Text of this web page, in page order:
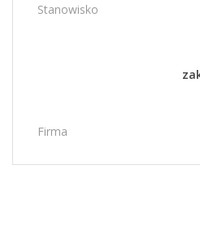
Stanowisko
Firma